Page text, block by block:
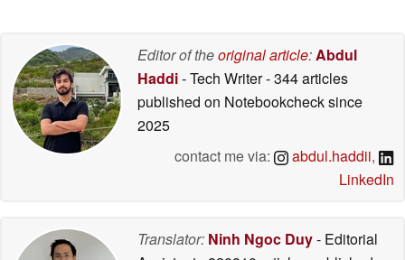
Editor of theoriginal article:Abdul
Haddi- Tech Writer- 344 articles
published on Notebookchecksince
2025
contact me via:
abdul.haddii,
LinkedIn
Translator: Ninh Ngoc Duy- Editorial